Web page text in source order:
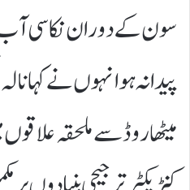
سون کے دوران نکاسی
پیدا نہ ہو انہوں نے کہا
میٹھا روڈ سے ملحقہ